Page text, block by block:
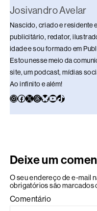
Josivandro Avelar
Nascido, criado e residente
publicitário, redator,
idade e sou formado em
Estou nesse meio da
site, um podcast, mídias
Ao infinito e além!
Deixe um
O seu endereço de e-mail
obrigatórios são marcados
Comentário